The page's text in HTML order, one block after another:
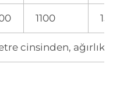
1100
cinsinden, ağırlık